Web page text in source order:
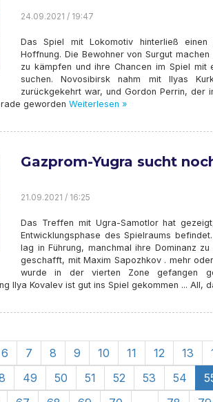
24.09.2021 / 19:47
Das Spiel mit Lokomotiv hinterließ
Hoffnung. Die Bewohner von Surgut
zu kämpfen und ihre Chancen im Spiel
suchen. Novosibirsk nahm mit Ilyas
zurückgekehrt war, und Gordon Perrin, der
geworden Weiterlesen »
Gazprom-Yugra sucht
21.09.2021 / 16:25
Das Treffen mit Ugra-Samotlor hat
Entwicklungsphase des Spielraums
lag in Führung, manchmal ihre Dominanz
geschafft, mit Maxim Sapozhkov . mehr
wurde in der vierten Zone gefangen
Ilya Kovalev ist gut ins Spiel gekommen ... All,
6 7 8 9 10 11 12 13
49 50 51 52 53 54